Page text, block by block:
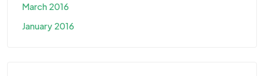
March 2016
January 2016